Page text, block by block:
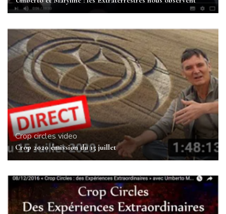
Crop circlesvideo
Crop 2020 émission du 15 juillet